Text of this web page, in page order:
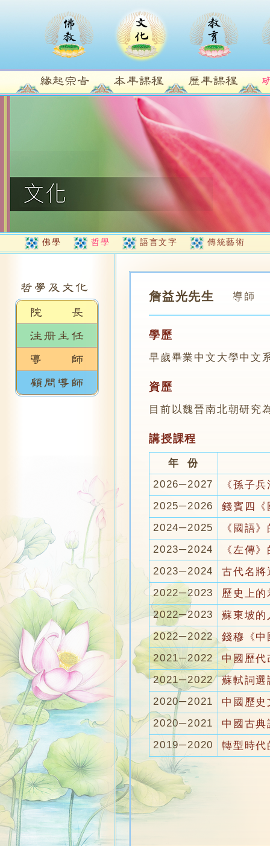
佛學 哲學 語言文字 傳統藝術
詹益光先生 導師
學歷
早歲畢業中文大學中文
資歷
目前以魏晉南北朝研究
講授課程
年 份
2026─2027
《孫子
2025─2026
錢賓四
2024─2025
《國語
2023─2024
《左傳
2023─2024
古代名
2022─2023
歷史上
2022─2023
蘇東坡
2022─2022
錢穆《
2021─2022
中國歷
2021─2022
蘇軾詞選
2020─2021
中國歷
2020─2021
中國古
2019─2020
轉型時